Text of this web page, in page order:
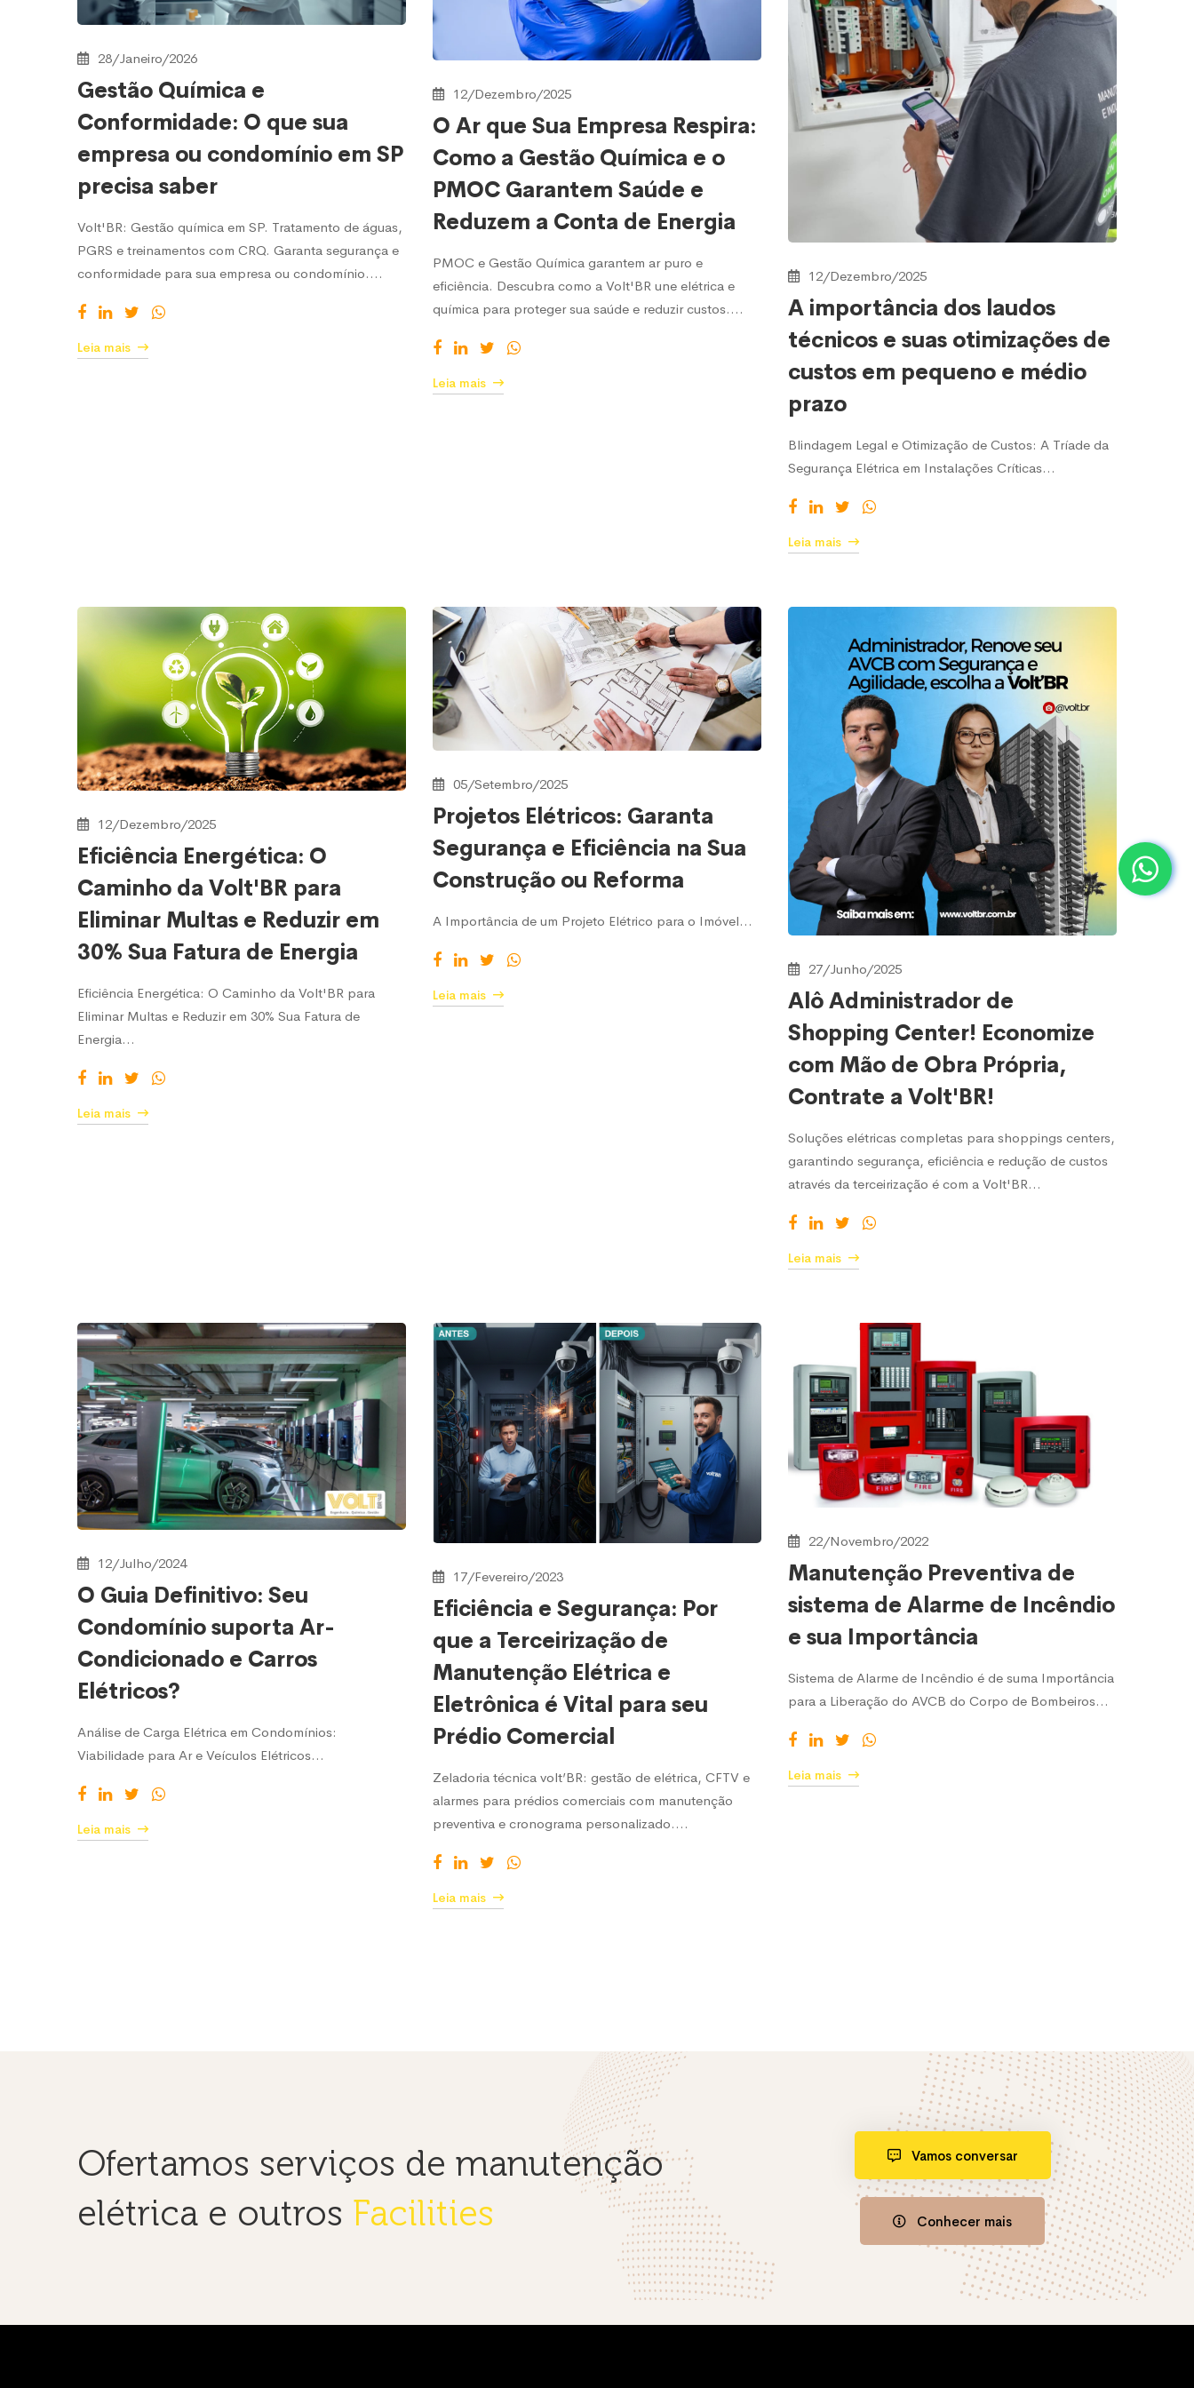
28/Janeiro/2026
Gestão Química e
Conformidade: O que sua
empresa ou condomínio em SP
precisa saber
Volt'BR: Gestão química em SP. Tratamento de águas,
PGRS e treinamentos com CRQ. Garanta segurança e
conformidade para sua empresa ou condomínio.…
Leia mais
12/Dezembro/2025
O Ar que Sua Empresa Respira:
Como a Gestão Química e o
PMOC Garantem Saúde e
Reduzem a Conta de Energia
PMOC e Gestão Química garantem ar puro e
eficiência. Descubra como a Volt'BR une elétrica e
química para proteger sua saúde e reduzir custos.…
Leia mais
12/Dezembro/2025
A importância dos laudos
técnicos e suas otimizações de
custos em pequeno e médio
prazo
Blindagem Legal e Otimização de Custos: A Tríade da
Segurança Elétrica em Instalações Críticas…
Leia mais
12/Dezembro/2025
Eficiência Energética: O
Caminho da Volt'BR para
Eliminar Multas e Reduzir em
30% Sua Fatura de Energia
Eficiência Energética: O Caminho da Volt'BR para
Eliminar Multas e Reduzir em 30% Sua Fatura de
Energia…
Leia mais
05/Setembro/2025
Projetos Elétricos: Garanta
Segurança e Eficiência na Sua
Construção ou Reforma
A Importância de um Projeto Elétrico para o Imóvel…
Leia mais
27/Junho/2025
Alô Administrador de
Shopping Center! Economize
com Mão de Obra Própria,
Contrate a Volt'BR!
Soluções elétricas completas para shoppings centers,
garantindo segurança, eficiência e redução de custos
através da terceirização é com a Volt'BR…
Leia mais
12/Julho/2024
O Guia Definitivo: Seu
Condomínio suporta Ar-
Condicionado e Carros
Elétricos?
Análise de Carga Elétrica em Condomínios:
Viabilidade para Ar e Veículos Elétricos…
Leia mais
17/Fevereiro/2023
Eficiência e Segurança: Por
que a Terceirização de
Manutenção Elétrica e
Eletrônica é Vital para seu
Prédio Comercial
Zeladoria técnica volt’BR: gestão de elétrica, CFTV e
alarmes para prédios comerciais com manutenção
preventiva e cronograma personalizado.…
Leia mais
22/Novembro/2022
Manutenção Preventiva de
sistema de Alarme de Incêndio
e sua Importância
Sistema de Alarme de Incêndio é de suma Importância
para a Liberação do AVCB do Corpo de Bombeiros…
Leia mais
Ofertamos serviços de manutenção
elétrica e outros Facilities
Vamos conversar
Conhecer mais